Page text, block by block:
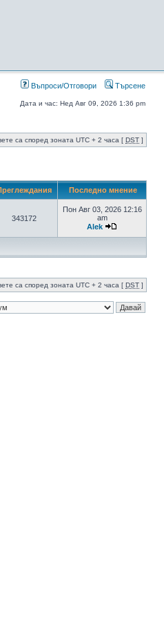
Въпроси/Отговори Търсене
Дата и час: Нед Авг 09, 2026 1:36 pm
са според зоната UTC + 2 часа [ DST ]
Последно мнение
343172
Пон Авг 03, 2026 12:16
am
Alek
са според зоната UTC + 2 часа [ DST ]